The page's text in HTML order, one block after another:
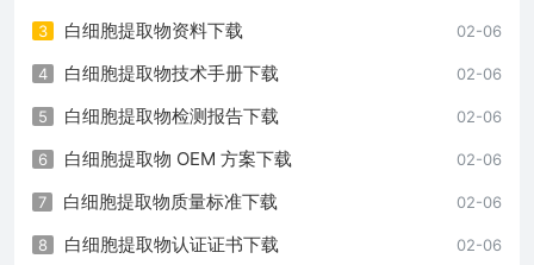
02-06
3 白细胞提取物资料下载
02-06
4 白细胞提取物技术手册下载
02-06
5 白细胞提取物检测报告下载
02-06
6 白细胞提取物 OEM 方案下载
02-06
7 白细胞提取物质量标准下载
02-06
8 白细胞提取物认证证书下载